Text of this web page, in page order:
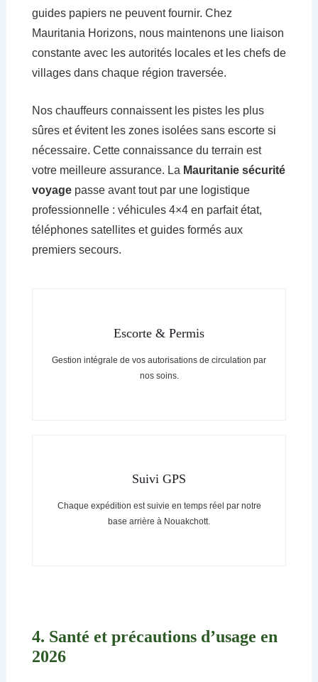
guides papiers ne peuvent fournir. Chez
Mauritania Horizons, nous maintenons une liaison
constante avec les autorités locales et les chefs de
villages dans chaque région traversée.
Nos chauffeurs connaissent les pistes les plus
sûres et évitent les zones isolées sans escorte si
nécessaire. Cette connaissance du terrain est
votre meilleure assurance. La Mauritanie sécurité
voyagepasse avant tout par une logistique
professionnelle : véhicules 4×4 en parfait état,
téléphones satellites et guides formés aux
premiers secours.
Escorte & Permis
Gestion intégrale de vos autorisations de circulation par
nos soins.
Suivi GPS
Chaque expédition est suivie en temps réel par notre
base arrière à Nouakchott.
4. Santé et précautions d’usage en
2026